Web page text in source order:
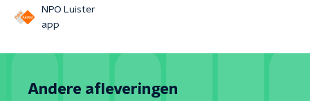
NPO Luister
app
Andere afleveringen